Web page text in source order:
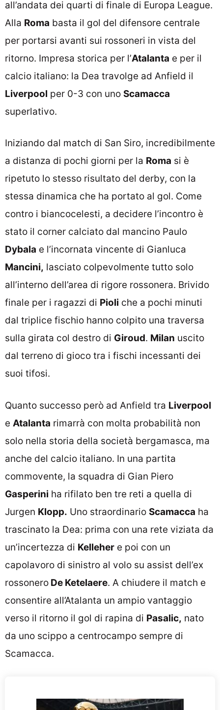
all’andata dei quarti di finale di Europa League.
Alla Roma basta il gol del difensore centrale
per portarsi avanti sui rossoneri in vista del
ritorno. Impresa storica per l’Atalanta e per il
calcio italiano: la Dea travolge ad Anfield il
Liverpool per 0-3 con uno Scamacca
superlativo.
Iniziando dal match di San Siro, incredibilmente
a distanza di pochi giorni per la Roma si è
ripetuto lo stesso risultato del derby, con la
stessa dinamica che ha portato al gol. Come
contro i biancocelesti, a decidere l’incontro è
stato il corner calciato dal mancino Paulo
Dybala e l’incornata vincente di Gianluca
Mancini, lasciato colpevolmente tutto solo
all’interno dell’area di rigore rossonera. Brivido
finale per i ragazzi di Pioli che a pochi minuti
dal triplice fischio hanno colpito una traversa
sulla girata col destro di Giroud. Milan uscito
dal terreno di gioco tra i fischi incessanti dei
suoi tifosi.
Quanto successo però ad Anfield tra Liverpool
e Atalanta rimarrà con molta probabilità non
solo nella storia della società bergamasca, ma
anche del calcio italiano. In una partita
commovente, la squadra di Gian Piero
Gasperini ha rifilato ben tre reti a quella di
Jurgen Klopp. Uno straordinario Scamacca ha
trascinato la Dea: prima con una rete viziata da
un’incertezza di Kelleher e poi con un
capolavoro di sinistro al volo su assist dell’ex
rossonero De Ketelaere. A chiudere il match e
consentire all’Atalanta un ampio vantaggio
verso il ritorno il gol di rapina di Pasalic, nato
da uno scippo a centrocampo sempre di
Scamacca.